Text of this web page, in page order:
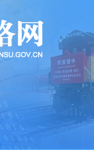
推动经济持续向新向